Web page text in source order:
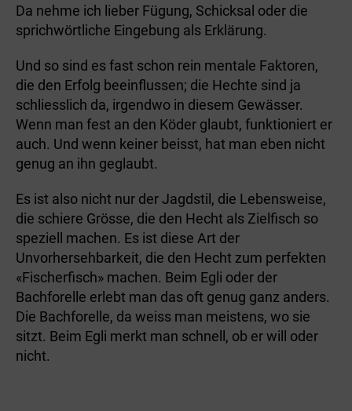
Da nehme ich lieber Fügung, Schicksal oder die
sprichwörtliche Eingebung als Erklärung.
Und so sind es fast schon rein mentale Faktoren,
die den Erfolg beeinflussen; die Hechte sind ja
schliesslich da, irgendwo in diesem Gewässer.
Wenn man fest an den Köder glaubt, funktioniert er
auch. Und wenn keiner beisst, hat man eben nicht
genug an ihn geglaubt.
Es ist also nicht nur der Jagdstil, die Lebensweise,
die schiere Grösse, die den Hecht als Zielfisch so
speziell machen. Es ist diese Art der
Unvorhersehbarkeit, die den Hecht zum perfekten
«Fischerfisch» machen. Beim Egli oder der
Bachforelle erlebt man das oft genug ganz anders.
Die Bachforelle, da weiss man meistens, wo sie
sitzt. Beim Egli merkt man schnell, ob er will oder
nicht.